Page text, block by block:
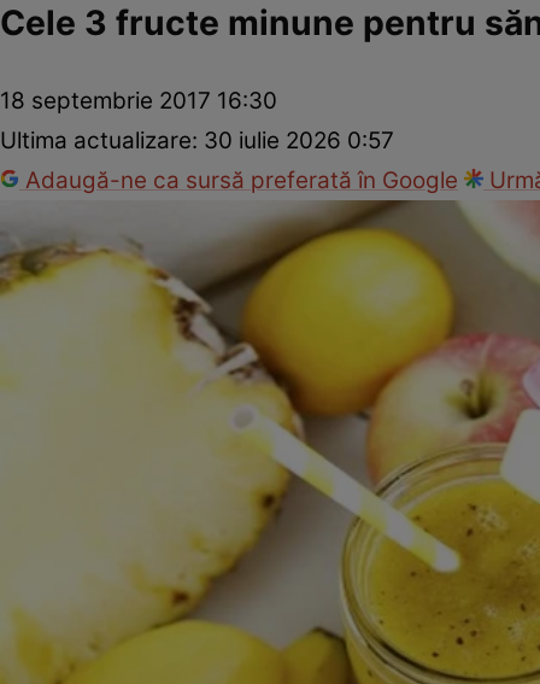
Cele 3 fructe minune pentru
18 septembrie 2017 16:30
Ultima actualizare: 30 iulie 2026 0:57
Adaugă-ne ca sursă preferată în Google